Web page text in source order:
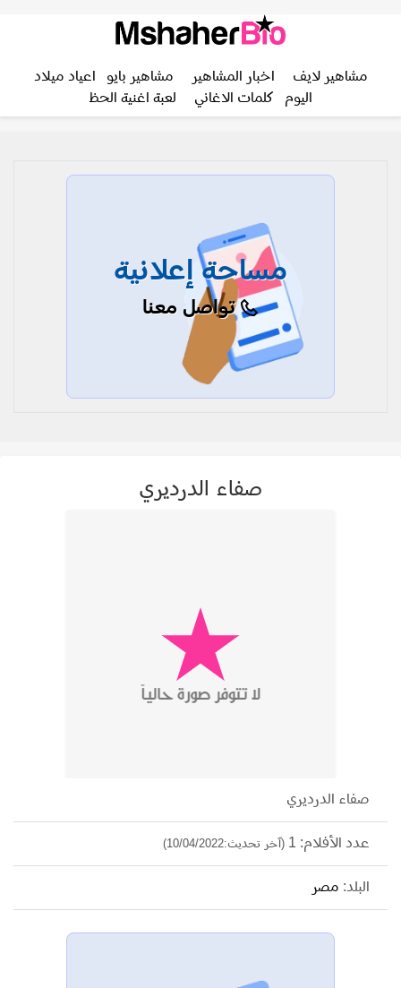
مشاهير لايف اخبار المشاهير مشاهير بايو
اعياد ميلاد
اليوم
كلمات الاغاني لعبة اغنية الحظ
مساحة إعلانية
تواصل معنا
صفاء الدرديري
صفاء الدرديري
عدد الأفلام: 1 (آخر تحديث:10/04/2022)
البلد: مصر